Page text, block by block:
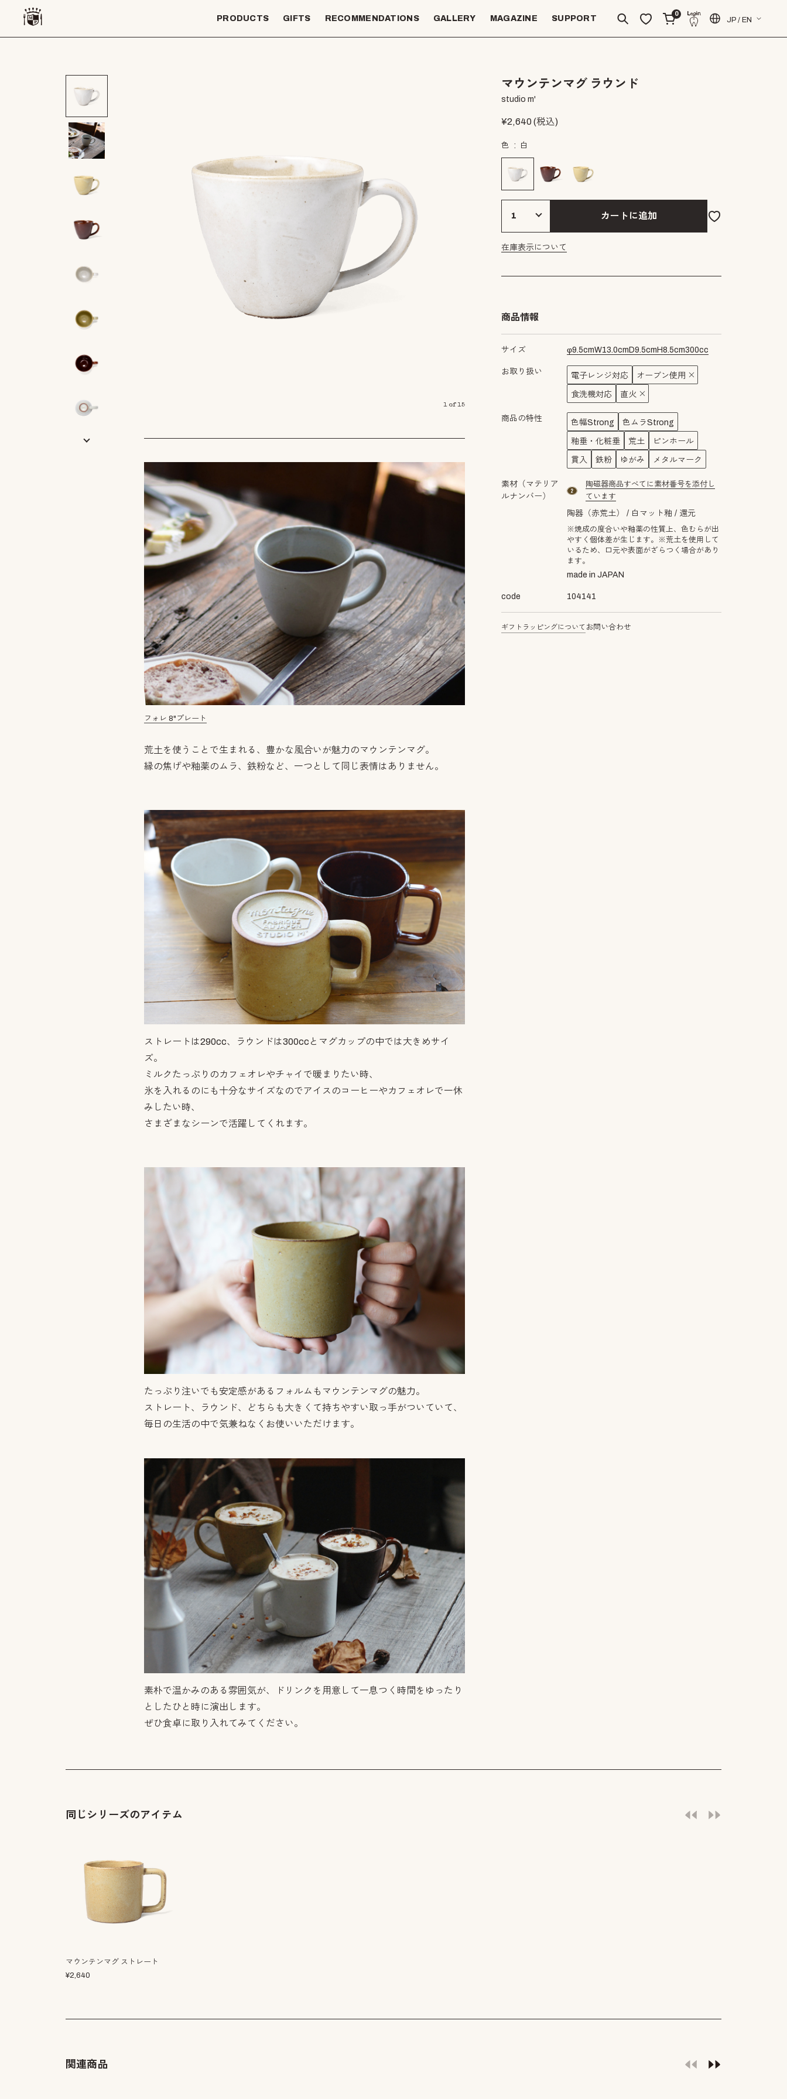
PRODUCTS GIFTS RECOMMENDATIONS GALLERY MAGAZINE SUPPORT
0
JP / EN
1of15
マウンテンマグ ラウンド
studio m'
¥2,640(税込)
色 白
カートに追加
在庫表示について
商品情報
サイズ φ9.5cmW13.0cm D9.5cm H8.5cm300cc
お取り扱い 電子レンジ対応 オーブン使用
食洗機対応 直火
商品の特性 色幅Strong 色ムラStrong
釉垂・化粧垂 荒土 ピンホール
貫入 鉄粉 ゆがみ メタルマーク
素材（マテリア
ルナンバー）
material number2
陶磁器商品すべてに素材番号を添付し
ています
陶器（赤荒土） 白マット釉 還元
※焼成の度合いや釉薬の性質上、色むらが出
やすく個体差が生じます。※荒土を使用して
いるため、口元や表面がざらつく場合があり
ます。
made in JAPAN
code 104141
ギフトラッピングについて お問い合わせ
フォレ 8"プレート
荒土を使うことで生まれる、豊かな風合いが魅力のマウンテンマグ。
縁の焦げや釉薬のムラ、鉄粉など、一つとして同じ表情はありません。
ストレートは290cc、ラウンドは300ccとマグカップの中では大きめサイ
ズ。
ミルクたっぷりのカフェオレやチャイで暖まりたい時、
氷を入れるのにも十分なサイズなのでアイスのコーヒーやカフェオレで一休
みしたい時、
さまざまなシーンで活躍してくれます。
たっぷり注いでも安定感があるフォルムもマウンテンマグの魅力。
ストレート、ラウンド、どちらも大きくて持ちやすい取っ手がついていて、
毎日の生活の中で気兼ねなくお使いいただけます。
素朴で温かみのある雰囲気が、ドリンクを用意して一息つく時間をゆったり
としたひと時に演出します。
ぜひ食卓に取り入れてみてください。
同じシリーズのアイテム
マウンテンマグ ストレート
¥2,640
関連商品